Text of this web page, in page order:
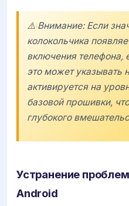
⚠️ Внимание: Если
колокольчика
включения телефона,
это может указывать
активируется на
базовой прошивки,
глубокого
Устранение
Android